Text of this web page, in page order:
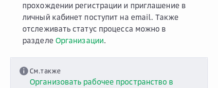
прохождении регистрации и приглашение в
личный кабинет поступит на email. Также
отслеживать статус процесса можно в
разделе Организации.
См.также
Организовать рабочее пространство в